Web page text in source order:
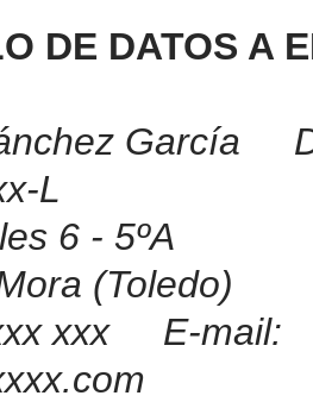
DE DATOS A
García
L
6 - 5ºA
(Toledo)
xxx E-mail: